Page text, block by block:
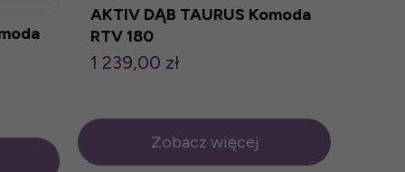
AKTIV DĄB TAURUS Komoda
RTV 180
1 239,00 zł
Zobacz więcej